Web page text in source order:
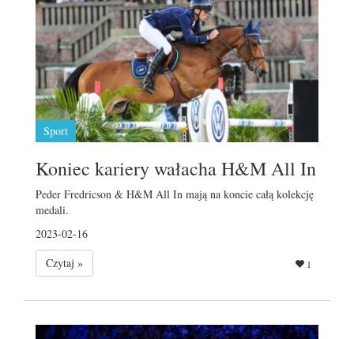
Sport
Koniec kariery wałacha H&M All In
Peder Fredricson & H&M All In mają na koncie całą kolekcję
medali.
2023-02-16
Czytaj »
1